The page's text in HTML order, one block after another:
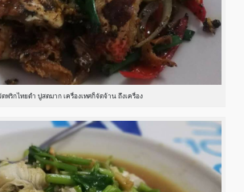
พริกไทยดำ ปูสดมาก เครื่องเทศก็จัดจ้าน ถึงเครื่อง